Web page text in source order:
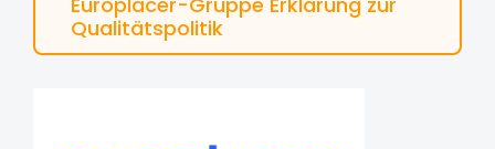
Qualitätspolitik